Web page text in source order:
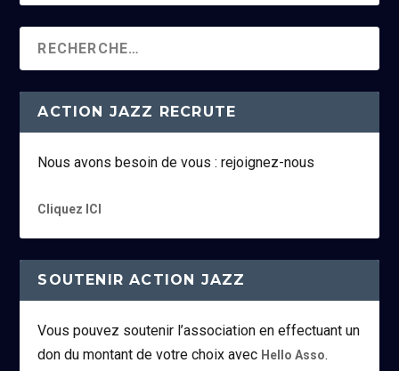
ACTION JAZZ RECRUTE
Nous avons besoin de vous : rejoignez-nous
Cliquez ICI
SOUTENIR ACTION JAZZ
Vous pouvez soutenir l’association en effectuant un
don du montant de votre choix avec Hello Asso.